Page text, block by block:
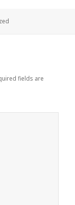
fields are